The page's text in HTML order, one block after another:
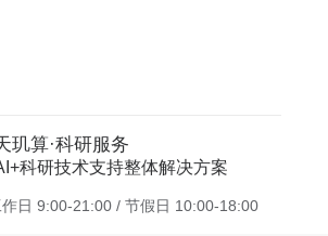
玑算·科研服务
科研技术支持整体解决方案
日 9:00-21:00 / 节假日 10:00-18:00